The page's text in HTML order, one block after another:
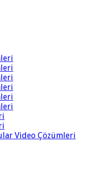
Video Çözümleri